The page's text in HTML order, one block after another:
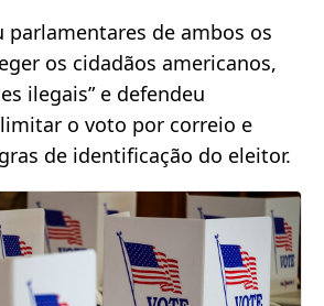
parlamentares de ambos os
os cidadãos americanos,
ilegais” e defendeu
o voto por correio e
de identificação do eleitor.